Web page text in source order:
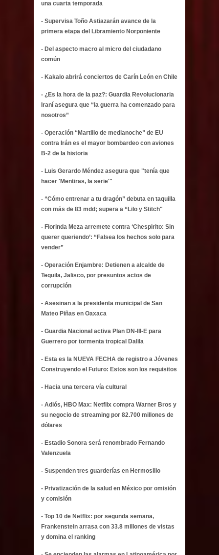
una cuarta temporada
- Supervisa Toño Astiazarán avance de la
primera etapa del Libramiento Norponiente
- Del aspecto macro al micro del ciudadano
común
- Kakalo abrirá conciertos de Carín León en Chile
- ¿Es la hora de la paz?: Guardia Revolucionaria
Iraní asegura que “la guerra ha comenzado para
nosotros”
- Operación “Martillo de medianoche” de EU
contra Irán es el mayor bombardeo con aviones
B-2 de la historia
- Luis Gerardo Méndez asegura que "tenía que
hacer 'Mentiras, la serie'"
- “Cómo entrenar a tu dragón” debuta en taquilla
con más de 83 mdd; supera a “Lilo y Stitch"
- Florinda Meza arremete contra ‘Chespirito: Sin
querer queriendo’: “Falsea los hechos solo para
vender”
- Operación Enjambre: Detienen a alcalde de
Tequila, Jalisco, por presuntos actos de
corrupción
- Asesinan a la presidenta municipal de San
Mateo Piñas en Oaxaca
- Guardia Nacional activa Plan DN-III-E para
Guerrero por tormenta tropical Dalila
- Esta es la NUEVA FECHA de registro a Jóvenes
Construyendo el Futuro: Estos son los requisitos
- Hacia una tercera vía cultural
- Adiós, HBO Max: Netflix compra Warner Bros y
su negocio de streaming por 82.700 millones de
dólares
- Estadio Sonora será renombrado Fernando
Valenzuela
- Suspenden tres guarderías en Hermosillo
- Privatización de la salud en México por omisión
y comisión
- Top 10 de Netflix: por segunda semana,
Frankenstein arrasa con 33.8 millones de vistas
y domina el ranking